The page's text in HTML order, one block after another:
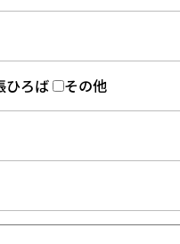
ひろば その他